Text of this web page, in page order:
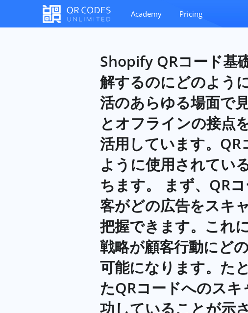
Academy Pricing
Shopify QRコード基
解するのにどのよう
活のあらゆる場面で
とオフラインの接点
活用しています。
ように使用されてい
ちます。 まず、QR
客がどの広告をスキ
把握できます。これ
戦略が顧客行動にど
可能になります。た
たQRコードへのス
功していることが示